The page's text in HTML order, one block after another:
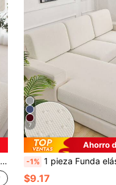
7
Ahorro
-1% 1 pieza Funda elástica de cojín de sofá de terciopelo de maíz repelente
$9.17